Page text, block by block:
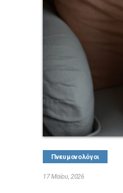
Πνευμονολόγοι
17 Μαΐου, 2026